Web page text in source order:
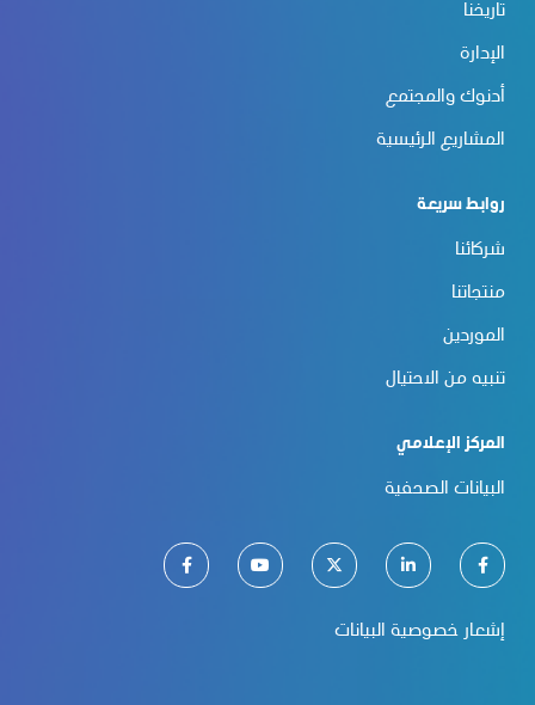
تاريخنا
الإدارة
أدنوك والمجتمع
المشاريع الرئيسية
روابط سريعة
شركائنا
منتجاتنا
الموردين
تنبيه من الاحتيال
المركز الإعلامي
البيانات الصحفية
إشعار خصوصية البيانات